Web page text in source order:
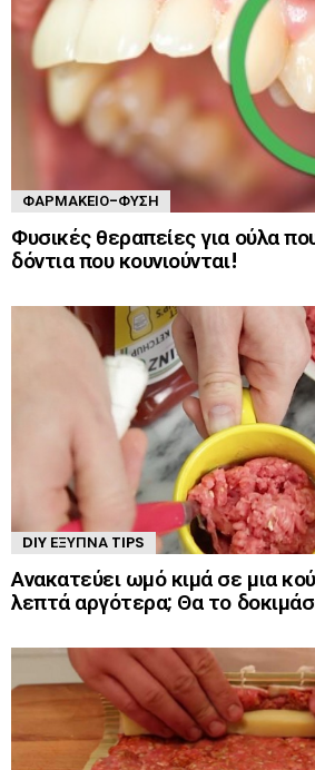
ΦΑΡΜΑΚΕΊΟ-ΦΎΣΗ
Φυσικές θεραπείες για ούλα
δόντια που κουνιούνται!
DIY ΈΞΥΠΝΑ TIPS
Ανακατεύει ωμό κιμά σε μια
λεπτά αργότερα; Θα το